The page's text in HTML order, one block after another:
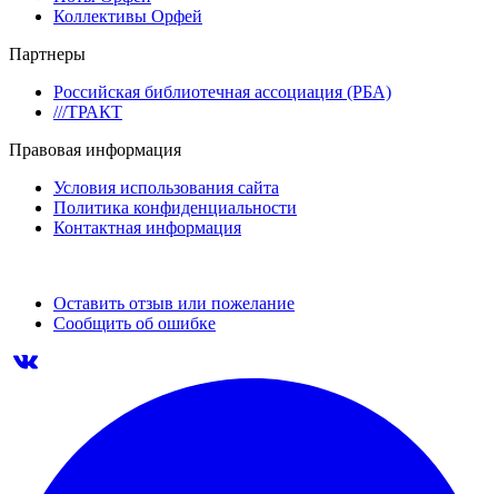
Коллективы Орфей
Партнеры
Российская библиотечная ассоциация (РБА)
///ТРАКТ
Правовая информация
Условия использования сайта
Политика конфиденциальности
Контактная информация
Оставить отзыв или пожелание
Сообщить об ошибке